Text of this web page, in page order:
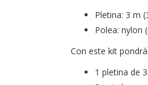
Pletina: 3 m
Polea: nylon
Con este kit
1 pletina de